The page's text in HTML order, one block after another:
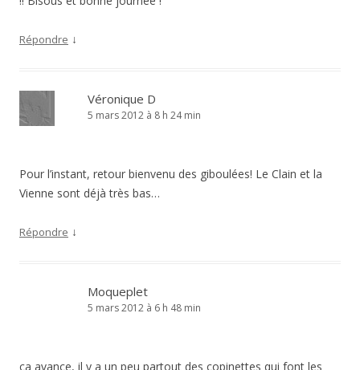
Répondre ↓
Véronique D
5 mars 2012 à 8 h 24 min
Pour l’instant, retour bienvenu des giboulées! Le Clain et la
Vienne sont déjà très bas…
Répondre ↓
Moqueplet
5 mars 2012 à 6 h 48 min
ça avance, il y a un peu partout des copinettes qui font les